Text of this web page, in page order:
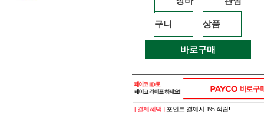
구니 상품
바로구매
[ 결제혜택 ] 포인트 결제시 1% 적립!